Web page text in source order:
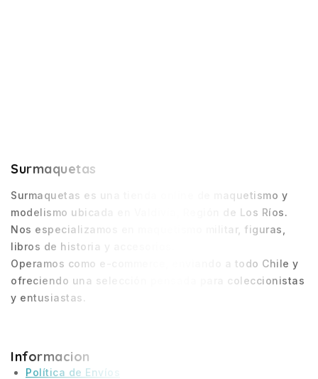
Surmaquetas
Surmaquetas es una tienda online de maquetismo y
modelismo ubicada en Valdivia, Región de Los Ríos.
Nos especializamos en maquetismo militar, figuras,
libros de historia y accesorios.
Operamos como e-commerce, enviando a todo Chile y
ofreciendo una selección pensada para coleccionistas
y entusiastas.
Informacion
Política de Envíos